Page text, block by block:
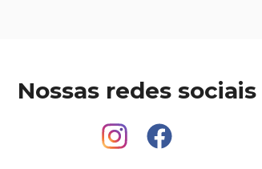
Nossas redes sociais